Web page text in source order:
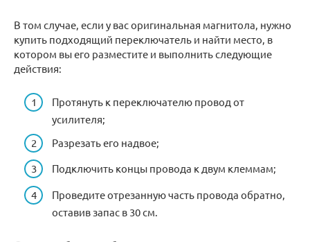
В том случае, если у вас оригинальная магнитола, нужно
купить подходящий переключатель и найти место, в
котором вы его разместите и выполнить следующие
действия:
Протянуть к переключателю провод от
усилителя;
Разрезать его надвое;
Подключить концы провода к двум клеммам;
Проведите отрезанную часть провода обратно,
оставив запас в 30 см.